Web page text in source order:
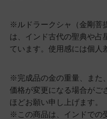
※ルドラークシャ（金剛菩
は、インド古代の聖典や占
ています。使用感には個人
※完成品の金の重量、また
価格が変更になる場合がご
ほどお願い申し上げます。
※この商品は、インドでの